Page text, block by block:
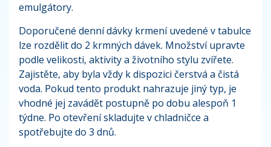
emulgátory.
Doporučené denní dávky krmení uvedené v tabulce
lze rozdělit do 2 krmných dávek. Množství upravte
podle velikosti, aktivity a životního stylu zvířete.
Zajistěte, aby byla vždy k dispozici čerstvá a čistá
voda. Pokud tento produkt nahrazuje jiný typ, je
vhodné jej zavádět postupně po dobu alespoň 1
týdne. Po otevření skladujte v chladničce a
spotřebujte do 3 dnů.